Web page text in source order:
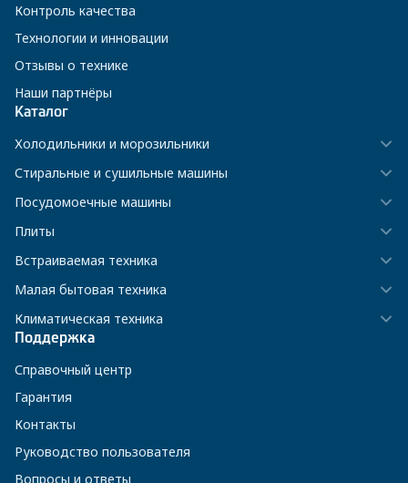
Контроль качества
Технологии и инновации
Отзывы о технике
Наши партнёры
Каталог
Холодильники и морозильники
Стиральные и сушильные машины
Посудомоечные машины
Плиты
Встраиваемая техника
Малая бытовая техника
Климатическая техника
Поддержка
Справочный центр
Гарантия
Контакты
Руководство пользователя
Вопросы и ответы